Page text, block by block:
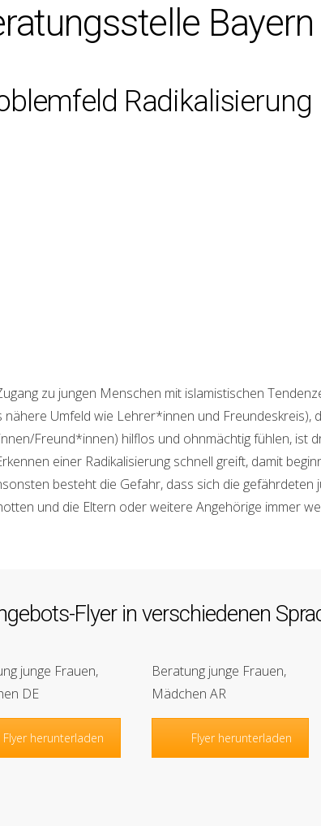
Bayern
Radikalisierung
zu jungen Menschen mit islamistischen
Umfeld wie Lehrer*innen und Freundeskreis),
Freund*innen) hilflos und ohnmächtig fühlen, ist
einer Radikalisierung schnell greift, damit
besteht die Gefahr, dass sich die gefährdeten
und die Eltern oder weitere Angehörige immer
Flyer in verschiedenen
junge Frauen,
DE
Flyer herunterladen
Beratung junge Frauen,
Mädchen AR
Flyer herunterladen